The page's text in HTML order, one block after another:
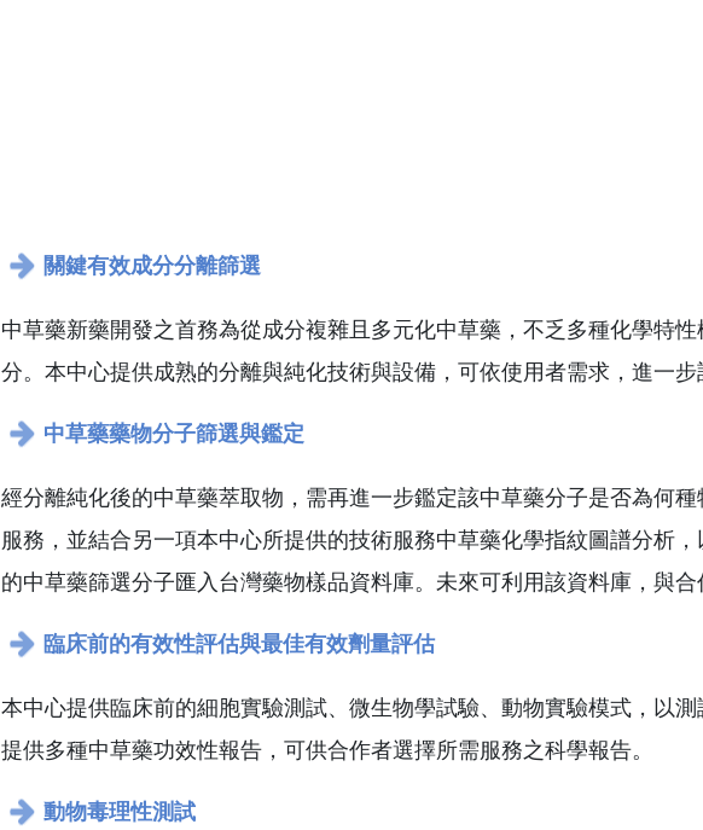
關鍵有效成分分離篩選
中草藥新藥開發之首務為從成分複雜且多元化中草藥，不乏多種化學特
分。本中心提供成熟的分離與純化技術與設備，可依使用者需求，進一步
中草藥藥物分子篩選與鑑定
經分離純化後的中草藥萃取物，需再進一步鑑定該中草藥分子是否為何
服務，並結合另一項本中心所提供的技術服務中草藥化學指紋圖譜分析
的中草藥篩選分子匯入台灣藥物樣品資料庫。未來可利用該資料庫，與
臨床前的有效性評估與最佳有效劑量評估
本中心提供臨床前的細胞實驗測試、微生物學試驗、動物實驗模式，以
提供多種中草藥功效性報告，可供合作者選擇所需服務之科學報告。
動物毒理性測試